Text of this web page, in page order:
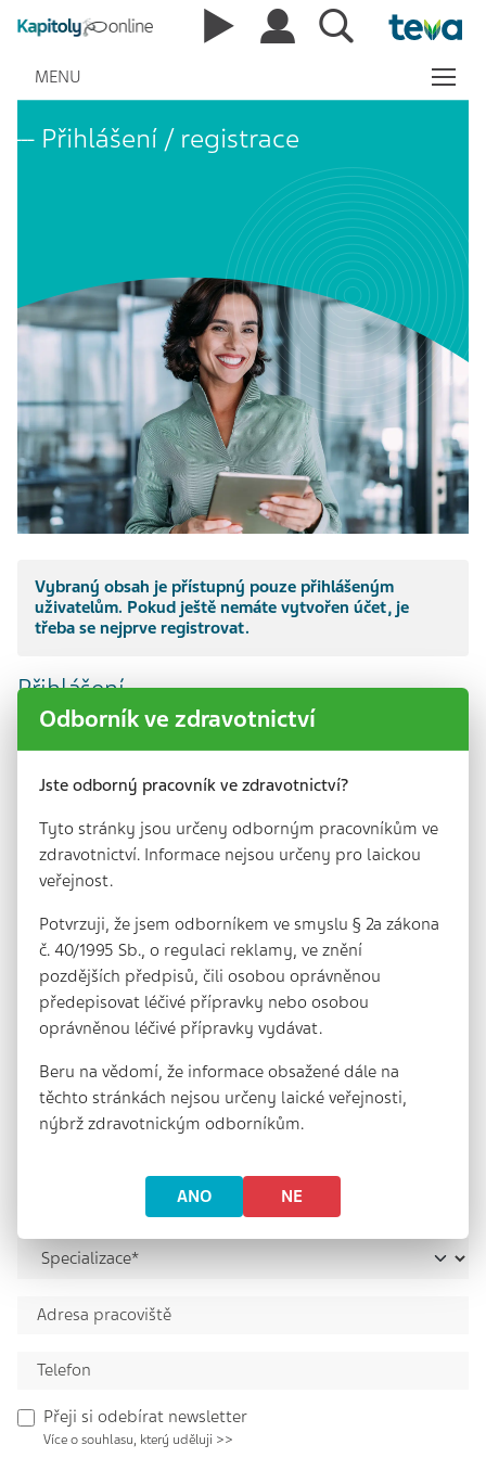
MENU
Přihlášení / registrace
Vybraný obsah je přístupný pouze přihlášeným
uživatelům. Pokud ještě nemáte vytvořen účet, je
třeba se nejprve registrovat.
Přihlášení
Přihlásit se Ztracené heslo
Vytvoření účtu
Přeji si odebírat newsletter
Více o souhlasu, který uděluji >>
Odborník ve zdravotnictví
Jste odborný pracovník ve zdravotnictví?
Tyto stránky jsou určeny odborným pracovníkům ve
zdravotnictví. Informace nejsou určeny pro laickou
veřejnost.
Potvrzuji, že jsem odborníkem ve smyslu § 2a zákona
č. 40/1995 Sb., o regulaci reklamy, ve znění
pozdějších předpisů, čili osobou oprávněnou
předepisovat léčivé přípravky nebo osobou
oprávněnou léčivé přípravky vydávat.
Beru na vědomí, že informace obsažené dále na
těchto stránkách nejsou určeny laické veřejnosti,
nýbrž zdravotnickým odborníkům.
ANO NE